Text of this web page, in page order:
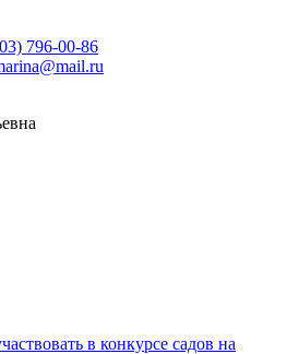
796-00-86
в конкурсе садов на